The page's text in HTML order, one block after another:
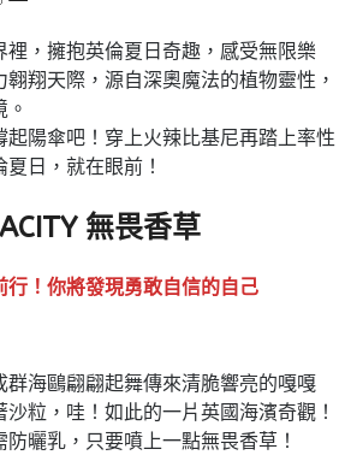
裡，擁抱英倫夏日奇趣，感受無限樂
翔天際，源自深奧魔法的植物靈性，
起陽傘吧！穿上火辣比基尼再踏上率性
日，就在眼前！
無畏香草
行！你將發現勇敢自信的自己
群海鷗翩翩起舞傳來清脆響亮的嘎嘎
粒，哇！如此的一片英國海濱奇觀！
曬乳，只要噴上一點無畏香草！